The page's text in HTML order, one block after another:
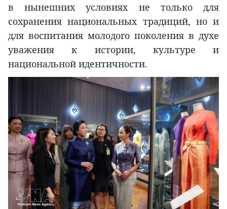
в нынешних условиях не только для
сохранения национальных традиций, но и
для воспитания молодого поколения в духе
уважения к истории, культуре и
национальной идентичности.